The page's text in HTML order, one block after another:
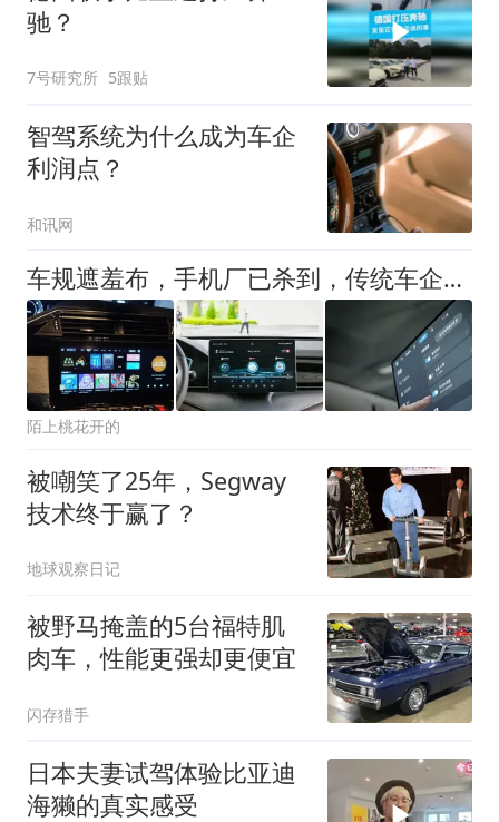
驰？
7号研究所 5跟贴
智驾系统为什么成为车企
利润点？
和讯网
车规遮羞布，手机厂已杀到，传统车企别等诺基亚时刻！
陌上桃花开的
被嘲笑了25年，Segway
技术终于赢了？
地球观察日记
被野马掩盖的5台福特肌
肉车，性能更强却更便宜
闪存猎手
日本夫妻试驾体验比亚迪
海獭的真实感受